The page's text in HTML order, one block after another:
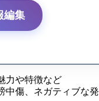
編集
力や特徴など
中傷、ネガティブな